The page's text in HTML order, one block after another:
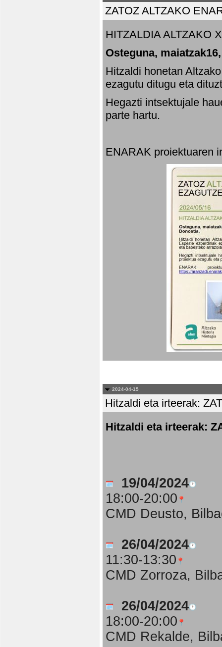
ZATOZ ALTZAKO
HITZALDIA ALTZAKO
Osteguna,
Hitzaldi honetan
ezagutu ditugu eta
Hegazti intsektujale
parte hartu.
ENARAK proiektuaren
2024-04-15
Hitzaldi eta irteerak:
Hitzaldi eta irteerak:
19/04/2024
18:00-20:00
CMD Deusto,
26/04/2024
11:30-13:30
CMD Zorroza,
26/04/2024
18:00-20:00
CMD Rekalde,